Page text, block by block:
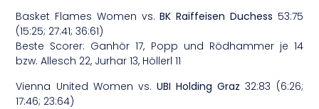
Basket Flames Women vs.BK Raiffeisen Duchess 53:75
(15:25; 27:41; 36:61)
Beste Scorer: Ganhör 17, Popp und Rödhammer je 14
bzw. Allesch 22, Jurhar 13, Höllerl 11
Vienna United Women vs. UBI Holding Graz 32:83 (6:26;
17:46; 23:64)